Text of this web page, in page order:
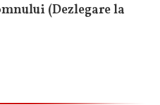
(Dezlegare la